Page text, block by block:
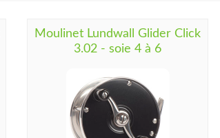
Moulinet Lundwall Glider Click
3.02 - soie 4 à 6